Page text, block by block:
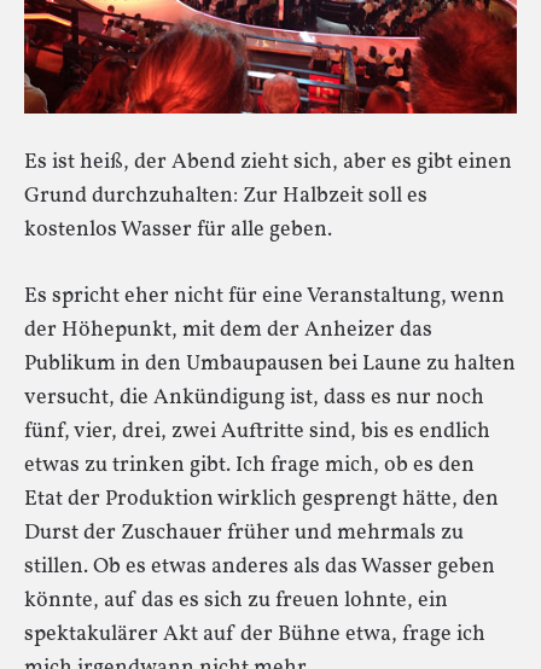
Es ist heiß, der Abend zieht sich, aber es gibt einen
Grund durchzuhalten: Zur Halbzeit soll es
kostenlos Wasser für alle geben.
Es spricht eher nicht für eine Veranstaltung, wenn
der Höhepunkt, mit dem der Anheizer das
Publikum in den Umbaupausen bei Laune zu halten
versucht, die Ankündigung ist, dass es nur noch
fünf, vier, drei, zwei Auftritte sind, bis es endlich
etwas zu trinken gibt. Ich frage mich, ob es den
Etat der Produktion wirklich gesprengt hätte, den
Durst der Zuschauer früher und mehrmals zu
stillen. Ob es etwas anderes als das Wasser geben
könnte, auf das es sich zu freuen lohnte, ein
spektakulärer Akt auf der Bühne etwa, frage ich